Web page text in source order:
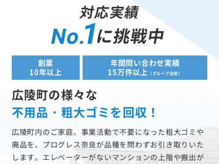
対応実績
No.1に挑戦中
創業
10年以上
年間問い合わせ実績
15万件以上
（グループ全体）
広陵町の様々な
不用品・粗大ゴミを回収！
広陵町内のご家庭、事業活動で不要になった粗大ゴミや
廃品を、プログレス奈良が品種を問わずお引き取りいた
します。エレベーターがないマンションの上階や搬出が